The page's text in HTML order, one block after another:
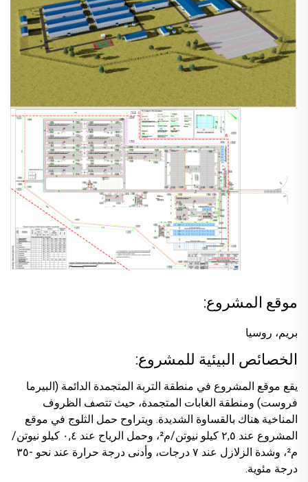
موقع المشروع:
بريم، روسيا
الخصائص البيئية للمشروع:
يقع موقع المشروع في منطقة التربة المتجمدة الدائمة (البيرما
فروست) ومنطقة الغابات المتجمدة، حيث تتصف الظروف
المناخية هناك بالقساوة الشديدة. ويتراوح حمل الثلوج في موقع
المشروع عند ٢,٥ كيلو نيوتن/م²، وحمل الرياح عند ٠,٤ كيلو نيوتن/
م²، وشدة الزلازل عند ٧ درجات، وأدنى درجة حرارة عند نحو -٣٥
درجة مئوية.